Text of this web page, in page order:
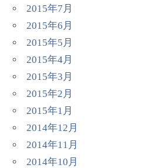
2015年7月
2015年6月
2015年5月
2015年4月
2015年3月
2015年2月
2015年1月
2014年12月
2014年11月
2014年10月